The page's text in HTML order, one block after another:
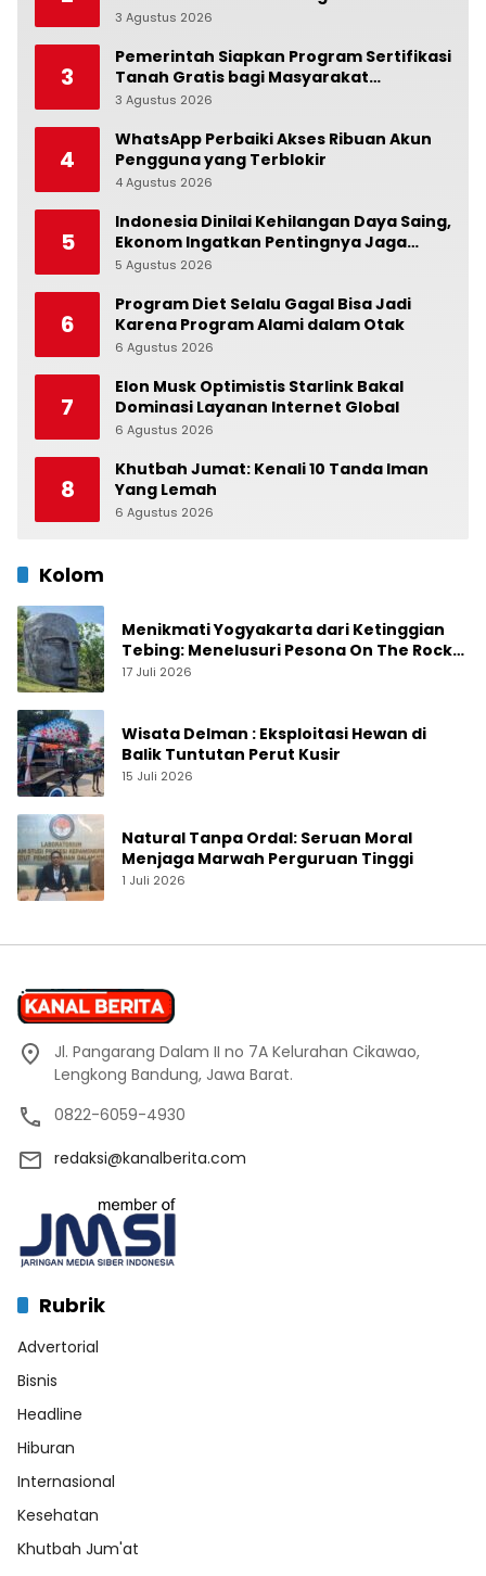
Suasana Hati
3 Agustus 2026
3
Pemerintah Siapkan Program Sertifikasi
Tanah Gratis bagi Masyarakat
Berpenghasilan Rendah
3 Agustus 2026
4
WhatsApp Perbaiki Akses Ribuan Akun
Pengguna yang Terblokir
4 Agustus 2026
5
Indonesia Dinilai Kehilangan Daya Saing,
Ekonom Ingatkan Pentingnya Jaga
Independensi Bank Indonesia
5 Agustus 2026
6
Program Diet Selalu Gagal Bisa Jadi
Karena Program Alami dalam Otak
6 Agustus 2026
7
Elon Musk Optimistis Starlink Bakal
Dominasi Layanan Internet Global
6 Agustus 2026
8
Khutbah Jumat: Kenali 10 Tanda Iman
Yang Lemah
6 Agustus 2026
Kolom
Menikmati Yogyakarta dari Ketinggian
Tebing: Menelusuri Pesona On The Rock
Jogja yang Sedang Naik Daun
17 Juli 2026
Wisata Delman : Eksploitasi Hewan di
Balik Tuntutan Perut Kusir
15 Juli 2026
Natural Tanpa Ordal: Seruan Moral
Menjaga Marwah Perguruan Tinggi
1 Juli 2026
Jl. Pangarang Dalam II no 7A Kelurahan Cikawao,
Lengkong Bandung, Jawa Barat.
0822-6059-4930
redaksi@kanalberita.com
Rubrik
Advertorial
Bisnis
Headline
Hiburan
Internasional
Kesehatan
Khutbah Jum'at